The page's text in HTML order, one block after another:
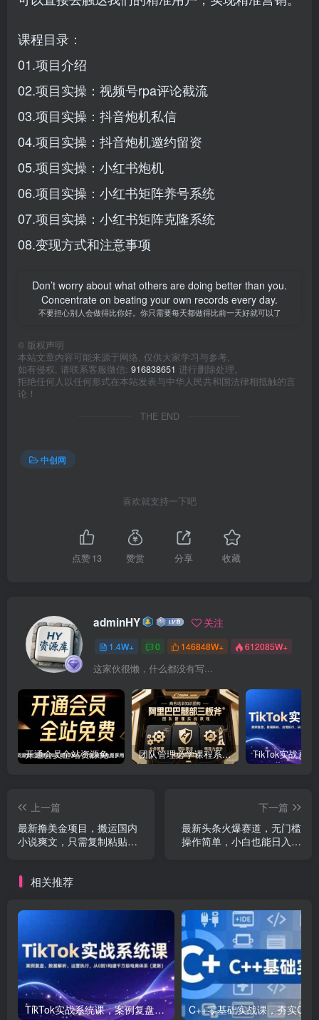
课程目录：
01.项目介绍
02.项目实操：视频号rpa评论截流
03.项目实操：抖音炮机私信
04.项目实操：抖音炮机邀约留资
05.项目实操：小红书炮机
06.项目实操：小红书矩阵养号系统
07.项目实操：小红书矩阵克隆系统
08.变现方式和注意事项
Don’t worry about what others are doing better than you.
Concentrate on beating your own records every day.
不要担心别人会做得比你好。你只需要每天都做得比前一天好就可以了
© 版权声明
本站文章内容可能来源于网络, 仅供大家学习与参考,
如有侵权, 请联系客服微信: 916838651 进行删除处理。
拒绝任何人以任何形式在本站发表与中华人民共和国法律相抵触的言
论！
THE END
中创网
喜欢就支持一下吧
点赞13 赞赏 分享 收藏
adminHY 关注
1.4W+ 0 146848W+ 612085W+
这家伙很懒，什么都没有写...
开通会员全站资源免费下载 开通VIP会员 HY资源库 团队管理必学课程系列，阿里巴巴“腿部三板斧”
上一篇
最新撸美金项目，搬运国内
小说爽文，只需复制粘贴，
下一篇
最新头条火爆赛道，无门槛
操作简单，小白也能日入三
相关推荐
TikTok实战系统课，案例复盘、数据解析、运营执行，从0到1构建千万级电商体系（更新）